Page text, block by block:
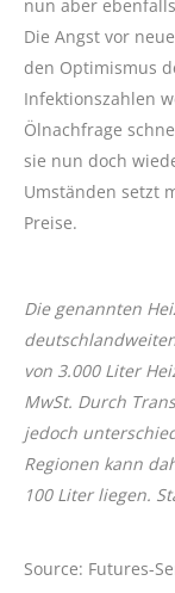
nun aber
Die Angst vor
den Optimismus
Infektionszahlen
Ölnachfrage
sie nun doch
Umständen setzt
Preise.
Die genannten
von 3.000 Liter
MwSt. Durch
jedoch
Regionen kann
100 Liter liegen.
Source: Futures-